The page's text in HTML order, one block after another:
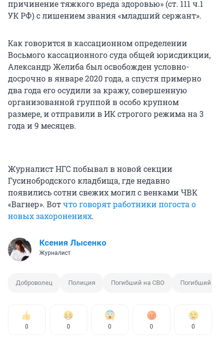
причинение тяжкого вреда здоровью» (ст. 111 ч.1
УК РФ) с лишением звания «младший сержант».
Как говорится в кассационном определении
Восьмого кассационного суда общей юрисдикции,
Александр Желиба был освобожден условно-
досрочно в январе 2020 года, а спустя примерно
два года его осудили за кражу, совершенную
организованной группой в особо крупном
размере, и отправили в ИК строгого режима на 3
года и 9 месяцев.
Журналист НГС побывал в новой секции
Гусинобродского кладбища, где недавно
появились сотни свежих могил с венками ЧВК
«Вагнер». Вотчто говорят работники погоста о
новых захоронениях.
Ксения Лысенко
Журналист
Доброволец Полиция Погибший на СВО Погибший
0 0 0 0 0